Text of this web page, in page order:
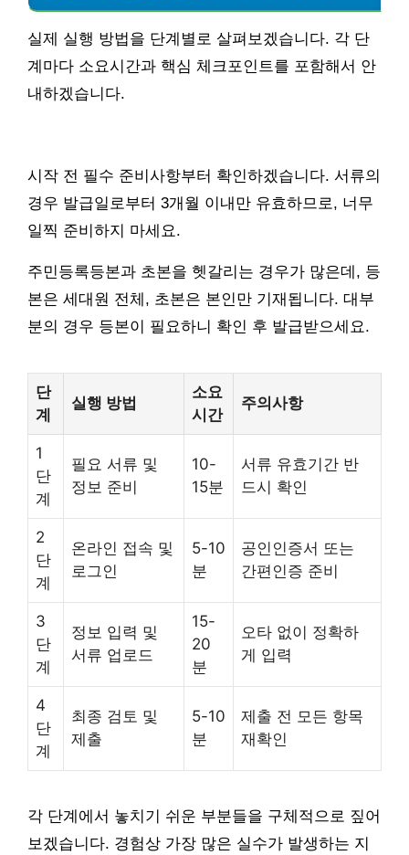
실제 실행 방법을 단계별로 살펴보겠습니다. 각 단
계마다 소요시간과 핵심 체크포인트를 포함해서 안
내하겠습니다.
시작 전 필수 준비사항부터 확인하겠습니다. 서류의
경우 발급일로부터 3개월 이내만 유효하므로, 너무
일찍 준비하지 마세요.
주민등록등본과 초본을 헷갈리는 경우가 많은데, 등
본은 세대원 전체, 초본은 본인만 기재됩니다. 대부
분의 경우 등본이 필요하니 확인 후 발급받으세요.
단
계
실행 방법
소요
시간
주의사항
1
단
계
필요 서류 및
정보 준비
10-
15분
서류 유효기간 반
드시 확인
2
단
계
온라인 접속 및
로그인
5-10
분
공인인증서 또는
간편인증 준비
3
단
계
정보 입력 및
서류 업로드
15-
20
분
오타 없이 정확하
게 입력
4
단
계
최종 검토 및
제출
5-10
분
제출 전 모든 항목
재확인
각 단계에서 놓치기 쉬운 부분들을 구체적으로 짚어
보겠습니다. 경험상 가장 많은 실수가 발생하는 지